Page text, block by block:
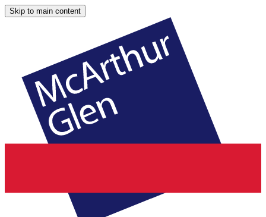
Skip to main content